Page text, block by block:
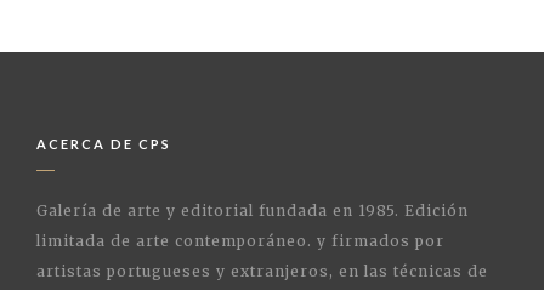
ACERCA DE CPS
Galería de arte y editorial fundada en 1985. Edición
limitada de arte contemporáneo. y firmados por
artistas portugueses y extranjeros, en las técnicas de